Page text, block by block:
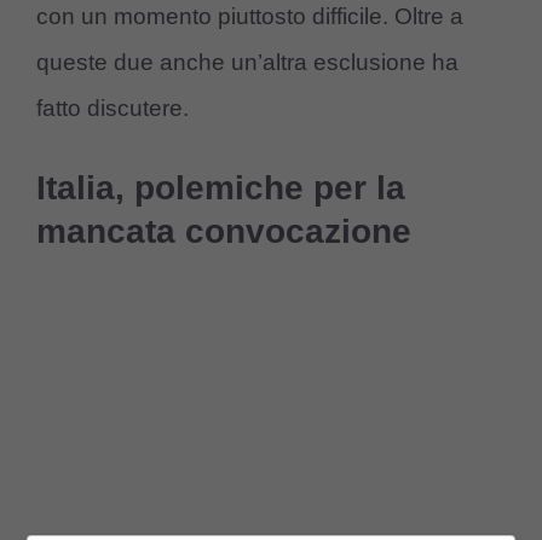
con un momento piuttosto difficile. Oltre a
queste due anche un’altra esclusione ha
fatto discutere.
Italia, polemiche per la
mancata convocazione